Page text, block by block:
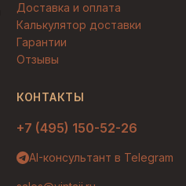
Доставка и оплата
Калькулятор доставки
Гарантии
Отзывы
КОНТАКТЫ
+7 (495) 150-52-26
AI-консультант в Telegram